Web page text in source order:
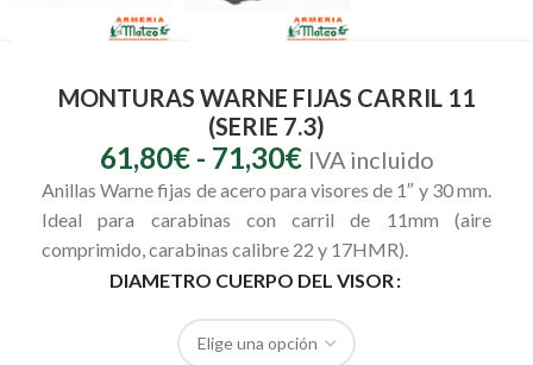
MONTURAS WARNE FIJAS CARRIL 11
(SERIE 7.3)
61,80€ - 71,30€ IVA incluido
Anillas Warne fijas de acero para visores de 1″ y 30 mm.
Ideal para carabinas con carril de 11mm (aire
comprimido, carabinas calibre 22 y 17HMR).
DIAMETRO CUERPO DEL VISOR